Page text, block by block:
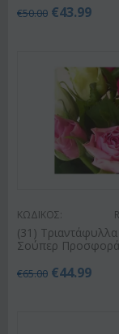
€50.00 €43.99
ΚΩΔΙΚΟΣ:
(31)
Σούπερ
€65.00 €44.99